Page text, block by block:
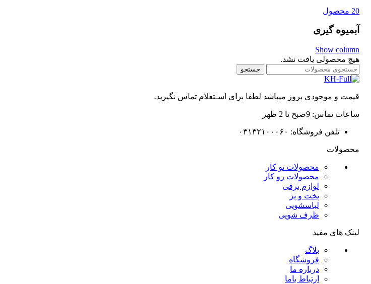
20 محصول
آبمیوه گیری
Show column
هیچ محصولی یافت نشد.
جستجو
قیمت و موجودی بروز میباشد لطفا برای اسـتعلام تماس نگیرید.
ساعات تماس: 9صبح تا 2 ظهر
تلفن فروشگاه: ۰۳۱۳۲۱۰۰۰۶۰
محصولات
محصولات تو کار
محصولات رو کار
لوازم برقی
پخت و پز
لباسشویی
ظرف شویی
لینک های مفید
بلاگ
فروشگاه
درباره ما
ارتباط باما